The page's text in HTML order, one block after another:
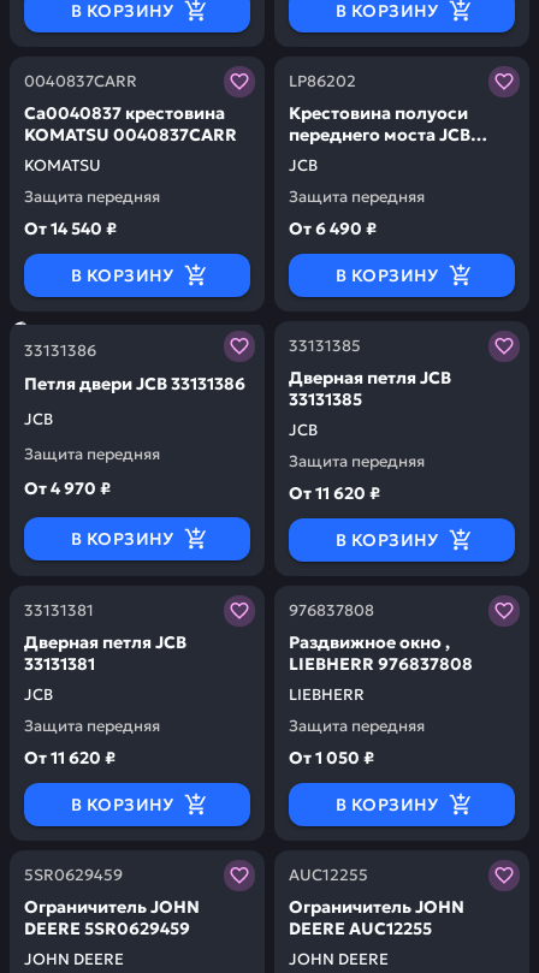
В КОРЗИНУ В КОРЗИНУ
0040837CARR
KOMATSU
Ca0040837 крестовина
KOMATSU 0040837CARR
Защита передняя
Заказывая запчасти у нас, вы получаете гарантию
От14 540 ₽
В КОРЗИНУ
LP86202
JCB
Крестовина полуоси
переднего моста JCB
LP86202
Защита передняя
Заказывая запчасти у
От6 490 ₽
В КОРЗИНУ
33131386
JCB
Петля двери JCB 33131386
Защита передняя
Заказывая запчасти у нас, вы получаете гарантию
От4 970 ₽
В КОРЗИНУ
33131385
JCB
Дверная петля JCB
33131385
Защита передняя
Заказывая запчасти у
От11 620 ₽
В КОРЗИНУ
33131381
JCB
Дверная петля JCB
33131381
Защита передняя
Заказывая запчасти у нас, вы получаете гарантию
От11 620 ₽
В КОРЗИНУ
976837808
LIEBHERR
Раздвижное окно ,
LIEBHERR 976837808
Защита передняя
Заказывая запчасти у
От1 050 ₽
В КОРЗИНУ
5SR0629459
JOHN DEERE
Ограничитель JOHN
DEERE 5SR0629459
Заказывая запчасти у нас, вы получаете гарантию
AUC12255
JOHN DEERE
Ограничитель JOHN
DEERE AUC12255
Заказывая запчасти у